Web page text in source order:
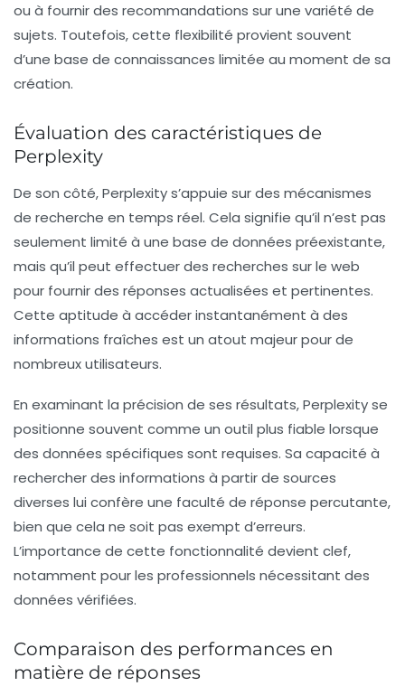
ou à fournir des recommandations sur une variété de
sujets. Toutefois, cette flexibilité provient souvent
d’une base de connaissances limitée au moment de sa
création.
Évaluation des caractéristiques de
Perplexity
De son côté,Perplexitys’appuie sur des mécanismes
de recherche en temps réel. Cela signifie qu’il n’est pas
seulement limité à une base de données préexistante,
mais qu’il peut effectuer des recherches sur le web
pour fournir des réponses actualisées et pertinentes.
Cette aptitude à accéder instantanément à des
informations fraîches est un atout majeur pour de
nombreux utilisateurs.
En examinant la précision de ses résultats,Perplexityse
positionne souvent comme un outil plus fiable lorsque
des données spécifiques sont requises. Sa capacité à
rechercher des informations à partir de sources
diverses lui confère une faculté de réponse percutante,
bien que cela ne soit pas exempt d’erreurs.
L’importance de cette fonctionnalité devient clef,
notamment pour les professionnels nécessitant des
données vérifiées.
Comparaison des performances en
matière de réponses